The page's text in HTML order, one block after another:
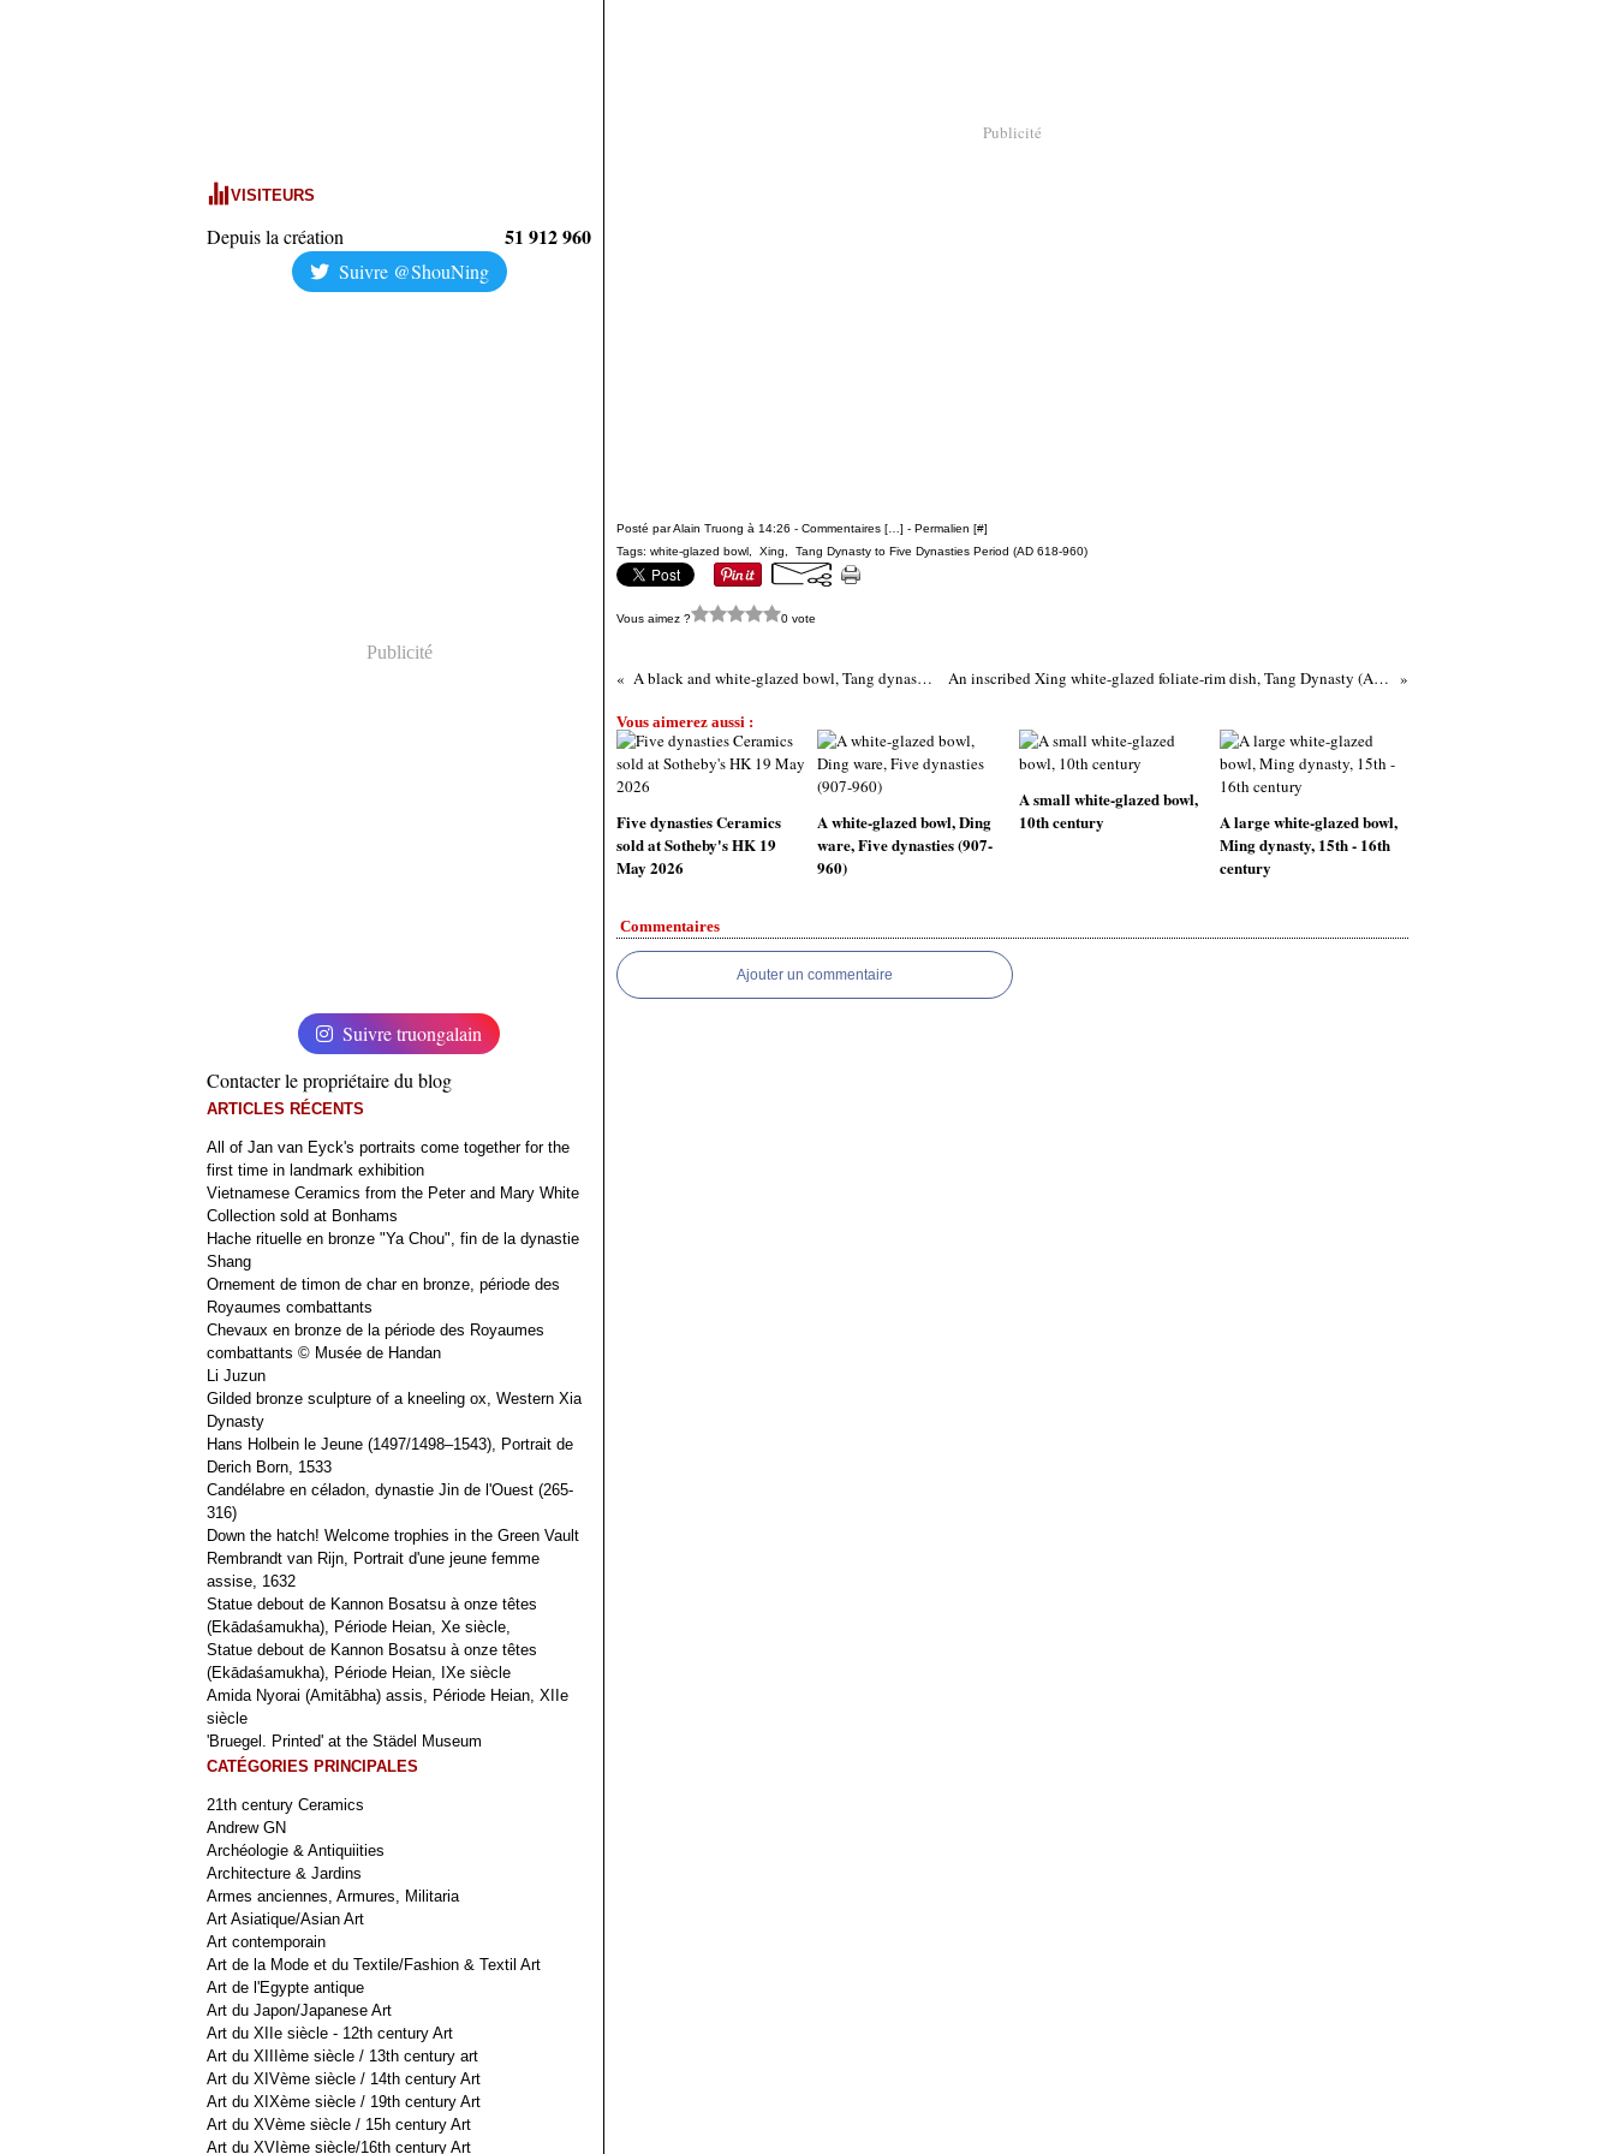
VISITEURS
Depuis la création 51 912 960
Suivre @ShouNing
Publicité
Suivre truongalain
Contacter le propriétaire du blog
ARTICLES RÉCENTS
All of Jan van Eyck's portraits come together for the
first time in landmark exhibition
Vietnamese Ceramics from the Peter and Mary White
Collection sold at Bonhams
Hache rituelle en bronze "Ya Chou", fin de la dynastie
Shang
Ornement de timon de char en bronze, période des
Royaumes combattants
Chevaux en bronze de la période des Royaumes
combattants © Musée de Handan
Li Juzun
Gilded bronze sculpture of a kneeling ox, Western Xia
Dynasty
Hans Holbein le Jeune (1497/1498–1543), Portrait de
Derich Born, 1533
Candélabre en céladon, dynastie Jin de l'Ouest (265-
316)
Down the hatch! Welcome trophies in the Green Vault
Rembrandt van Rijn, Portrait d'une jeune femme
assise, 1632
Statue debout de Kannon Bosatsu à onze têtes
(Ekādaśamukha), Période Heian, Xe siècle,
Statue debout de Kannon Bosatsu à onze têtes
(Ekādaśamukha), Période Heian, IXe siècle
Amida Nyorai (Amitābha) assis, Période Heian, XIIe
siècle
'Bruegel. Printed' at the Städel Museum
CATÉGORIES PRINCIPALES
21th century Ceramics
Andrew GN
Archéologie & Antiquiities
Architecture & Jardins
Armes anciennes, Armures, Militaria
Art Asiatique/Asian Art
Art contemporain
Art de la Mode et du Textile/Fashion & Textil Art
Art de l'Egypte antique
Art du Japon/Japanese Art
Art du XIIe siècle - 12th century Art
Art du XIIIème siècle / 13th century art
Art du XIVème siècle / 14th century Art
Art du XIXème siècle / 19th century Art
Art du XVème siècle / 15h century Art
Art du XVIème siècle/16th century Art
Publicité
Posté par Alain Truong à 14:26 - Commentaires [ ] - Permalien [#]
Tags: white-glazed bowl Xing Tang Dynasty to Five Dynasties Period (AD 618-960)
Vous aimez ? 0 vote
A black and white-glazed bowl, Tang dynasty (AD 618-907) An inscribed Xing white-glazed foliate-rim dish, Tang Dynasty (AD 618-907), Ying mark
Vous aimerez aussi :
Five dynasties Ceramics
sold at Sotheby's HK 19
May 2026
A white-glazed bowl, Ding
ware, Five dynasties (907-
960)
A small white-glazed bowl,
10th century
A large white-glazed bowl,
Ming dynasty, 15th - 16th
century
Commentaires
Ajouter un commentaire